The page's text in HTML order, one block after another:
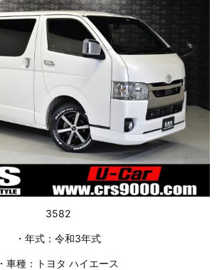
3582
・年式：令和3年式
・車種：トヨタ ハイエース